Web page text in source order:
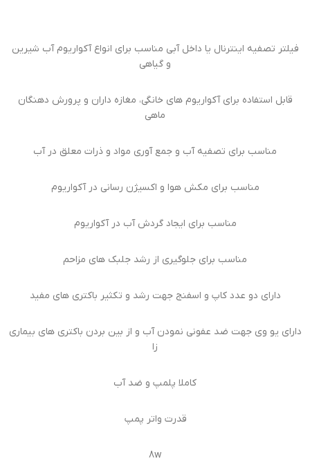
فیلتر تصفیه اینترنال یا داخل آبی مناسب برای انواع آکواریوم آب شیرین
و گیاهی
قابل استفاده برای آکواریوم های خانگی، مغازه داران و پرورش دهنگان
ماهی
مناسب برای تصفیه آب و جمع آوری مواد و ذرات معلق در آب
مناسب برای مکش هوا و اکسیژن رسانی در آکواریوم
مناسب برای ایجاد گردش آب در آکواریوم
مناسب برای جلوگیری از رشد جلبک های مزاحم
دارای دو عدد کاپ و اسفنج جهت رشد و تکثیر باکتری های مفید
دارای یو وی جهت ضد عفونی نمودن آب و از بین بردن باکتری های بیماری
زا
کاملا پلمپ و ضد آب
قدرت واتر پمپ
8w